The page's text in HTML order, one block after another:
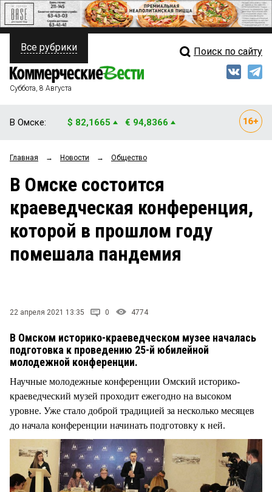
ПОЛИТИКА
ФИНАНСЫ
ОБЩЕСТВО
ЗАКОН
НОВОСТИ КОМПАНИЙ
Свежий выпуск
Рейтинги
Блоги
Архив
Все рубрики Поиск по сайту
Суббота, 8 Августа
В Омске: $ 82,1665 € 94,8366
Главная → Новости → Общество
В Омске состоится
краеведческая конференция,
которой в прошлом году
помешала пандемия
22 апреля 2021 13:35 0 4774
В Омском историко-краеведческом музее началась
подготовка к проведению 25-й юбилейной
молодежной конференции.
Научные молодежные конференции Омский историко-
краеведческий музей проходит ежегодно на высоком
уровне. Уже стало доброй традицией за несколько месяцев
до начала конференции начинать подготовку к ней.